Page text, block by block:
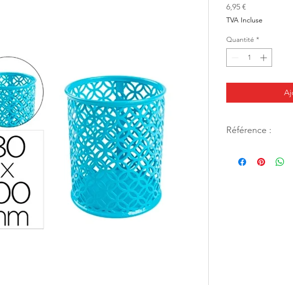
6,95 €
TVA Incluse
Quantité *
Référence :